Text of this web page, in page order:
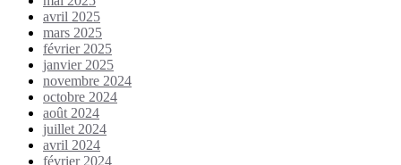
avril 2025
mars 2025
février 2025
janvier 2025
novembre 2024
octobre 2024
août 2024
juillet 2024
avril 2024
février 2024